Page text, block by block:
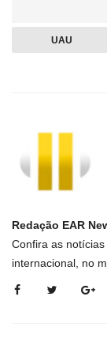
UAU
Redação EAR
Confira as
internacional, no